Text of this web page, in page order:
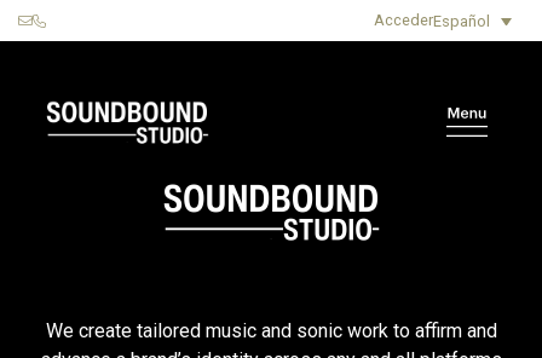
AccederEspañol
We create tailored music and sonic work to affirm and